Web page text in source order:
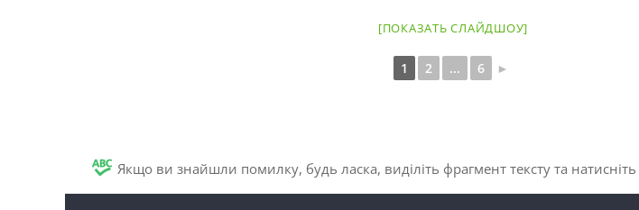
[ПОКАЗАТЬ СЛАЙДШОУ]
1 2 ... 6 ►
Якщо ви знайшли помилку, будь ласка, виділіть фрагмент тексту та натисніть